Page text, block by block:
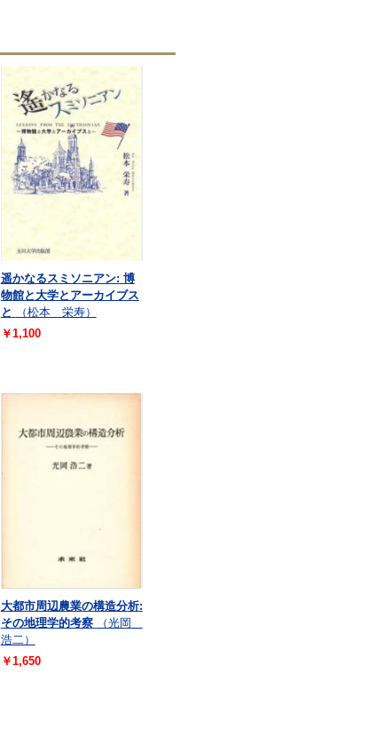
遥かなるスミソニアン: 博
物館と大学とアーカイブス
と
（松本 栄寿）
￥1,100
大都市周辺農業の構造分析:
その地理学的考察
（光岡
浩二）
￥1,650